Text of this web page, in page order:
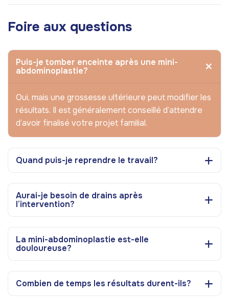
Foire aux questions
Puis-je tomber enceinte après une mini-
abdominoplastie?
Oui, mais une grossesse ultérieure peut modifier les
résultats. Il est généralement conseillé d’attendre
d’avoir finalisé votre projet familial.
Quand puis-je reprendre le travail?
Aurai-je besoin de drains après
l’intervention?
La mini-abdominoplastie est-elle
douloureuse?
Combien de temps les résultats durent-ils?